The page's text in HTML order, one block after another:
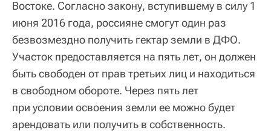
Востоке. Согласно закону, вступившему в силу 1
июня 2016 года, россияне смогут один раз
безвозмездно получить гектар земли в ДФО.
Участок предоставляется на пять лет, он должен
быть свободен от прав третьих лиц и находиться
в свободном обороте. Через пять лет
при условии освоения земли ее можно будет
арендовать или получить в собственность.